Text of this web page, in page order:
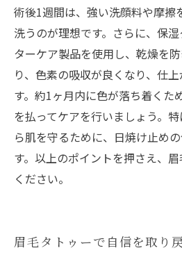
術後1週間は、強い洗顔料や摩擦
洗うのが理想です。さらに、保
ターケア製品を使用し、乾燥を
り、色素の吸収が良くなり、仕
す。約1ヶ月内に色が落ち着くた
を払ってケアを行いましょう。
ら肌を守るために、日焼け止め
す。以上のポイントを押さえ、
ください。
眉毛タトゥーで自信を取り